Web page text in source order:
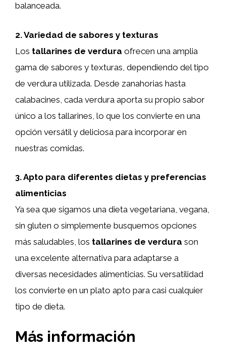
balanceada.
2. Variedad de sabores y texturas
Los tallarines de verdura ofrecen una amplia
gama de sabores y texturas, dependiendo del tipo
de verdura utilizada. Desde zanahorias hasta
calabacines, cada verdura aporta su propio sabor
único a los tallarines, lo que los convierte en una
opción versátil y deliciosa para incorporar en
nuestras comidas.
3. Apto para diferentes dietas y preferencias
alimenticias
Ya sea que sigamos una dieta vegetariana, vegana,
sin gluten o simplemente busquemos opciones
más saludables, los tallarines de verdura son
una excelente alternativa para adaptarse a
diversas necesidades alimenticias. Su versatilidad
los convierte en un plato apto para casi cualquier
tipo de dieta.
Más información